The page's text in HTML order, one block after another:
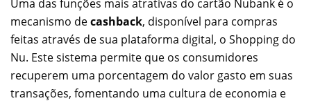
Uma das funções mais atrativas do cartão Nubank é o
mecanismo decashback, disponível para compras
feitas através de sua plataforma digital, o Shopping do
Nu. Este sistema permite que os consumidores
recuperem uma porcentagem do valor gasto em suas
transações, fomentando uma cultura de economia e